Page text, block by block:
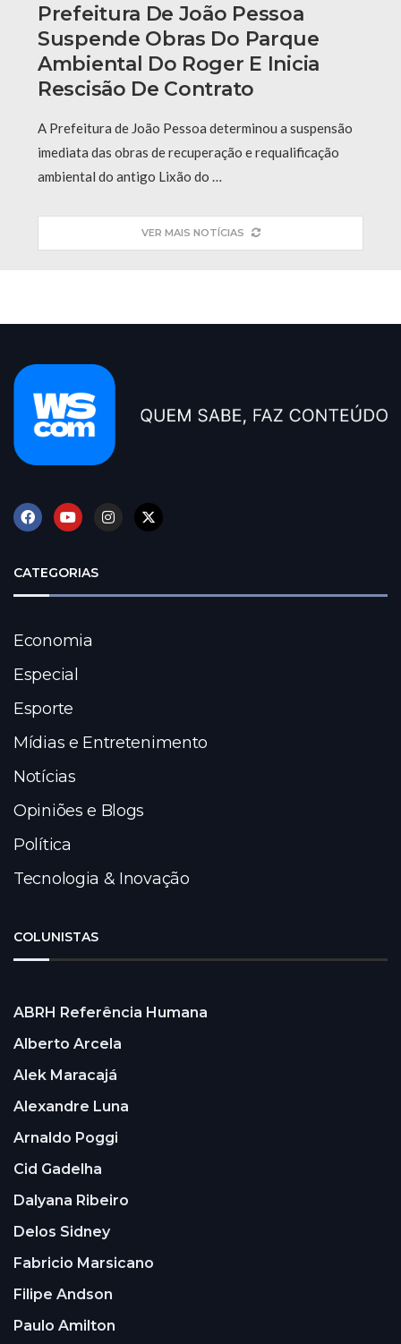
Prefeitura De João Pessoa
Suspende Obras Do Parque
Ambiental Do Roger E Inicia
Rescisão De Contrato
A Prefeitura de João Pessoa determinou a suspensão
imediata das obras de recuperação e requalificação
ambiental do antigo Lixão do …
VER MAIS NOTÍCIAS
CATEGORIAS
Economia
Especial
Esporte
Mídias e Entretenimento
Notícias
Opiniões e Blogs
Política
Tecnologia & Inovação
COLUNISTAS
ABRH Referência Humana
Alberto Arcela
Alek Maracajá
Alexandre Luna
Arnaldo Poggi
Cid Gadelha
Dalyana Ribeiro
Delos Sidney
Fabricio Marsicano
Filipe Andson
Paulo Amilton